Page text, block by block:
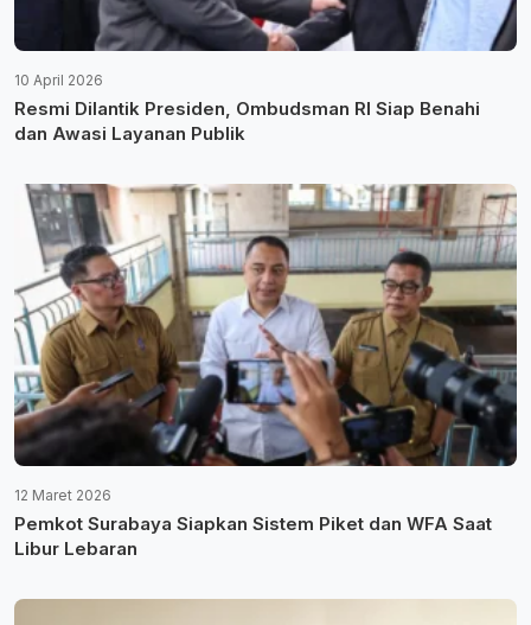
10 April 2026
Resmi Dilantik Presiden, Ombudsman RI Siap Benahi
dan Awasi Layanan Publik
12 Maret 2026
Pemkot Surabaya Siapkan Sistem Piket dan WFA Saat
Libur Lebaran